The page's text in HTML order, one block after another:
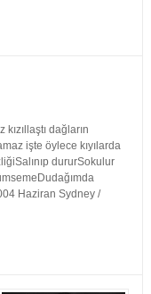
dağların
işte öylece kıyılarda
dururSokulur
Haziran Sydney /